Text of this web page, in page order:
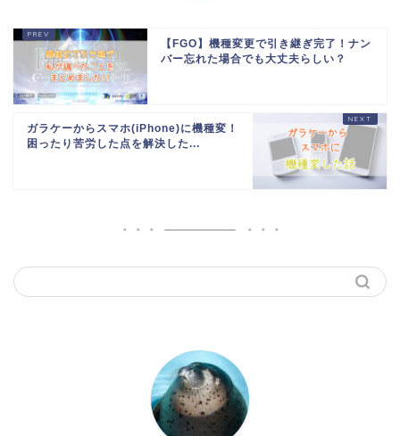
【FGO】機種変更で引き継ぎ完了！ナン
バー忘れた場合でも大丈夫らしい？
ガラケーからスマホ(iPhone)に機種変！
困ったり苦労した点を解決した...